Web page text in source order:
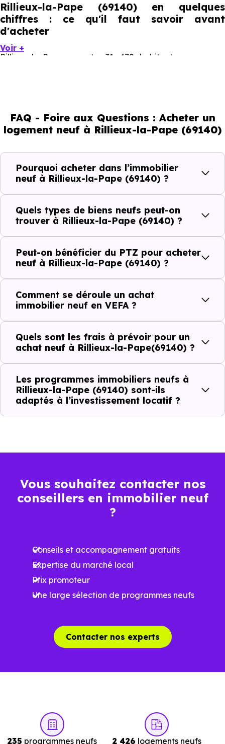
Rillieux-la-Pape (69140) en quelques
chiffres : ce qu'il faut savoir avant
d'acheter
Rillieux-la-Pape compte 31 479 habitants, avec une
36.44 % d'adultes (dont 58.9 % d'actifs), 22.33 % de
seniors, 18.01 % de jeunes et 23.22 % d'enfants. Un profil
demande locative locale et les typologies de biens les
plus recherchées.
Côté cadre de vie, Rillieux-la-Pape (69140) dispose de 56
commerces, 210 professions médicales et 27
établissements scolaires. Des équipements du quotidien
qui constituent autant d'arguments concrets pour habiter
ou investir dans la commune.
Combien coûte un logement à Rillieux-la-
Pape (69140) ?
C'est souvent la première question. Voici les repères de
prix à connaître pour un achat immobilier à Rillieux-la-
Pape (69140) :
2 503 €
Maison 2 060 € /m²
4 320 €
7 348 € /m²
Ces prix varient selon la localisation dans la commune, la
surface, les prestations et le stade d'avancement du
programme. Notre moteur de recherche vous permet
d'explorer et de filtrer l'ensemble des programmes
Le parc résidentiel de Rillieux-la-Pape (69140) se
compose de 76 % d'appartements et 24 % de maisons,
indicateurs complémentaires : un marché de l'accession
et un potentiel locatif à prendre en compte, pour tout
Voir +
FAQ - Foire aux Questions : Acheter un
logement neuf à Rillieux-la-Pape (69140)
Pourquoi acheter dans l’immobilier
neuf à Rillieux-la-Pape (69140) ?
Quels types de biens neufs peut-on
trouver à Rillieux-la-Pape (69140) ?
Peut-on bénéficier du PTZ pour acheter
neuf à Rillieux-la-Pape (69140) ?
Comment se déroule un achat
immobilier neuf en VEFA ?
Quels sont les frais à prévoir pour un
achat neuf à Rillieux-la-Pape(69140) ?
Les programmes immobiliers neufs à
Rillieux-la-Pape (69140) sont-ils
adaptés à l’investissement locatif ?
Vous souhaitez contacter nos
conseillers en immobilier neuf
?
Conseils et accompagnement gratuits
Expertise du marché local
Prix promoteur
Une large sélection de programmes neufs
Contacter nos experts
235 programmes neufs
2 426 logements neufs